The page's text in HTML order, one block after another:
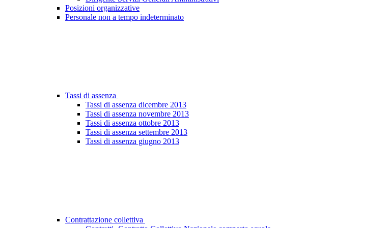
Posizioni organizzative
Personale non a tempo indeterminato
Tassi di assenza
Tassi di assenza dicembre 2013
Tassi di assenza novembre 2013
Tassi di assenza ottobre 2013
Tassi di assenza settembre 2013
Tassi di assenza giugno 2013
Contrattazione collettiva